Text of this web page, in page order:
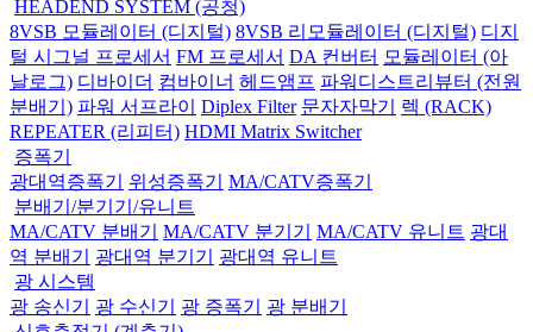
HEADEND SYSTEM (공청)
8VSB 모듈레이터 (디지털) 8VSB 리모듈레이터 (디지털) 디지
털 시그널 프로세서 FM 프로세서 DA 컨버터 모듈레이터 (아
날로그) 디바이더 컴바이너 헤드앰프 파워디스트리뷰터 (전원
분배기) 파워 서프라이 Diplex Filter 문자자막기
렉 (RACK)
REPEATER (리피터) HDMI Matrix Switcher
증폭기
광대역증폭기
위성증폭기
MA/CATV증폭기
분배기/분기기/유니트
MA/CATV 분배기
MA/CATV 분기기 MA/CATV 유니트 광대
역 분배기
광대역 분기기
광대역 유니트
광 시스템
광 송신기
광 수신기 광 증폭기
광 분배기